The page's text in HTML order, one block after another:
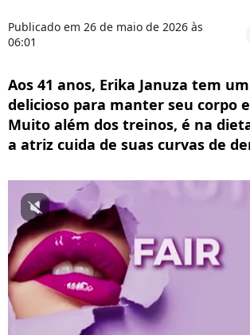
Publicado em 26 de maio de 2026 às
06:01
Aos 41 anos, Erika Januza tem
delicioso para manter seu corpo
Muito além dos treinos, é na
a atriz cuida de suas curvas de